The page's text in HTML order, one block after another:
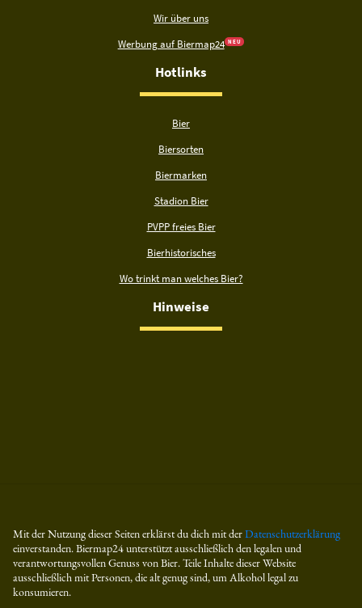
Wir über uns
Werbung auf Biermap24 N E U
Hotlinks
Bier
Biersorten
Biermarken
Stadion Bier
PVPP freies Bier
Bierhistorisches
Wo trinkt man welches Bier?
Hinweise
Mit der Nutzung dieser Seiten erklärst du dich mit derDatenschutzerklärung
einverstanden. Biermap24 unterstützt ausschließlich den legalen und
verantwortungsvollen Genuss von Bier. Teile Inhalte dieser Website
ausschließlich mit Personen, die alt genug sind, um Alkohol legal zu
konsumieren.